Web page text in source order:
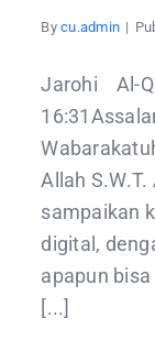
Bycu.admin |
Jarohi Al-
Allah
sampaikan
digital,
apapun
[...]